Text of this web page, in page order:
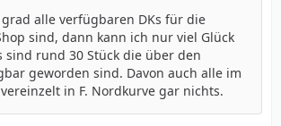
alle verfügbaren DKs für die
sind, dann kann ich nur viel Glück
sind rund 30 Stück die über den
geworden sind. Davon auch alle im
in F. Nordkurve gar nichts.